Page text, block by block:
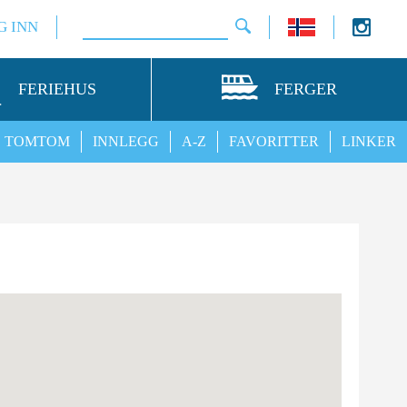
INN
FERIEHUS FERGER
LINKER
FAVORITTER
A-Z
INNLEGG
TOMTOM